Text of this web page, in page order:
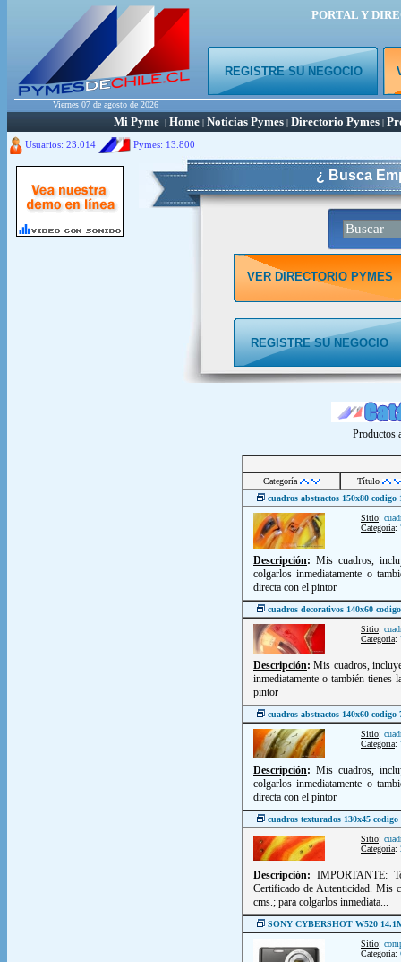
PORTAL Y
REGISTRE SU NEGOCIO
Viernes 07 de agosto de 2026
Mi Pyme | Home | Noticias Pymes | Directorio Pymes |
Usuarios: 23.014 Pymes: 13.800
¿ Busca
VER DIRECTORIO PYMES
REGISTRE SU NEGOCIO
Productos
Categoría
Título
cuadros abstractos 150x80
Sitio:
Categoria:
Descripción: Mis cuadros,
colgarlos inmediatamente o
directa con el pintor
cuadros decorativos 140x60
Sitio:
Categoria:
Descripción: Mis cuadros,
inmediatamente o también tienes
pintor
cuadros abstractos 140x60
Sitio:
Categoria:
Descripción: Mis cuadros,
colgarlos inmediatamente o
directa con el pintor
cuadros texturados 130x45
Sitio:
Categoria:
Descripción: IMPORTANTE:
Certificado de Autenticidad. Mis
cms.; para colgarlos inmediata...
SONY CYBERSHOT W520
Sitio:
Categoria: